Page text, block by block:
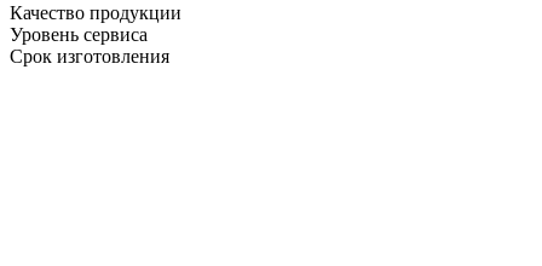
Качество продукции
Уровень сервиса
Срок изготовления